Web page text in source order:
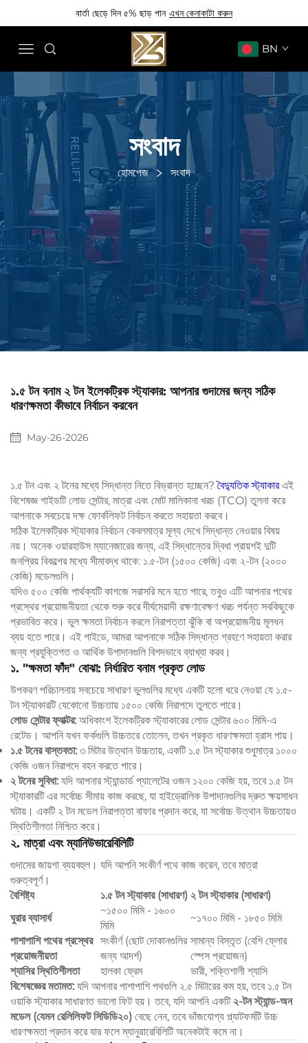
বার্তা ছেড়ে দিন ৫% ছাড় পান এখন কেনাকাটা করুন
BN
সংবাদ
হোমপেজ সংবাদ
১.৫ টন বনাম ২ টন ইলেকট্রিক স্ট্যাকার: আপনার গুদামের জন্য সঠিক
ধারণক্ষমতা কীভাবে নির্বাচন করবেন
May-26-2026
১.৫ টন এবং ২ টনের মধ্যে সিদ্ধান্ত নিতে বিভ্রান্ত হচ্ছেন?বৈদ্যুতিক স্ট্যাকারএই
বিশেষজ্ঞ গাইডটি লোড সেন্টার, মাত্রা এবং মোট মালিকানা খরচ (TCO) তুলনা করে
আপনাকে সবচেয়ে দক্ষ ফোর্কলিফট নির্বাচন করতে সহায়তা করবে।
সঠিক ইলেকট্রিক স্ট্যাকার নির্বাচন কেবলমাত্র মূল্য দেখে সিদ্ধান্ত নেওয়ার বিষয়
নয়। অনেক ওয়ারহাউস ম্যানেজারের জন্য, এই সিদ্ধান্তের দ্বিধা প্রায়শই দুটি
জনপ্রিয় বিকল্পের মধ্যে সীমাবদ্ধ থাকে: ১.৫-টন (১৫০০ কেজি) এবং ২-টন (২০০০
কেজি) মডেলগুলি।
যদিও ৫০০ কেজি পার্থক্যটি কাগজে সরাসরি মনে হতে পারে, তবুও এটি আপনার পথের
প্রস্থের প্রয়োজনীয়তা থেকে শুরু করে দীর্ঘমেয়াদী রক্ষণাবেক্ষণ খরচ পর্যন্ত সবকিছুকে
প্রভাবিত করে। ভুল ক্ষমতা নির্বাচন করলে নিরাপত্তা ঝুঁকি বা অপ্রয়োজনীয় মূলধন
ব্যয় হতে পারে। এই গাইডে, আমরা আপনাকে সঠিক সিদ্ধান্ত গ্রহণে সহায়তা করার
জন্য প্রযুক্তিগত ও আর্থিক উপাদানগুলি বিশদভাবে ব্যাখ্যা করব।
১. "ক্ষমতা ফাঁদ" বোঝা: নির্ধারিত বনাম প্রকৃত লোড
উপকরণ পরিচালনায় সবচেয়ে সাধারণ ভুলগুলির মধ্যে একটি হলো ধরে নেওয়া যে ১.৫-
টন স্ট্যাকারটি যেকোনো উচ্চতায় ১৫০০ কেজি নিরাপদে তুলতে পারে।
লোড সেন্টার ফ্যাক্টর: অধিকাংশ ইলেকট্রিক স্ট্যাকারের লোড সেন্টার ৬০০ মিমি-এ
রেটেড। আপনি যখন ফর্কগুলি উচ্চতরে তোলেন, তখন প্রকৃত ধারণক্ষমতা হ্রাস পায়।
১.৫ টনের বাস্তবতা: ৩ মিটার উত্থান উচ্চতায়, একটি ১.৫ টন স্ট্যাকার শুধুমাত্র ১০০০
কেজি ওজন নিরাপদে বহন করতে পারে।
২ টনের সুবিধা: যদি আপনার স্ট্যান্ডার্ড প্যালেটের ওজন ১২০০ কেজি হয়, তবে ১.৫ টন
স্ট্যাকারটি এর সর্বোচ্চ সীমায় কাজ করছে, যা হাইড্রোলিক উপাদানগুলির দ্রুত ক্ষয়সাধন
ঘটায়। একটি ২ টন মডেল নিরাপত্তা বাফার প্রদান করে, যা সর্বোচ্চ উত্থান উচ্চতায়ও
স্থিতিশীলতা নিশ্চিত করে।
২. মাত্রা এবং ম্যানিউভারেবিলিটি
গুদামের জায়গা ব্যয়বহুল। যদি আপনি সংকীর্ণ পথে কাজ করেন, তবে মাত্রা
গুরুত্বপূর্ণ।
বৈশিষ্ট্য
১.৫ টন স্ট্যাকার (সাধারণ) ২ টন স্ট্যাকার (সাধারণ)
ঘুরার ব্যাসার্ধ
~১৫০০ মিমি - ১৬০০
মিমি
~১৭০০ মিমি - ১৮৫০ মিমি
পাশাপাশি পথের প্রস্থের
প্রয়োজনীয়তা
সংকীর্ণ (ছোট দোকানগুলির
জন্য আদর্শ)
সামান্য বিস্তৃত (বেশি ফ্লোর
স্পেস প্রয়োজন)
শ্যাসির স্থিতিশীলতা
হালকা ফ্রেম
ভারী, শক্তিশালী শ্যাসি
বিশেষজ্ঞের মতামত: যদি আপনার পাশাপাশি পথগুলি ২.৫ মিটারের কম হয়, তবে ১.৫ টন
ওয়াকি স্ট্যাকার সাধারণত ভালো ফিট হয়। তবে, যদি আপনি একটি২-টন স্ট্যান্ড-অন
মডেল (যেমন রেলিলিফট সিডিডি২০) বেছে নেন, তবে ভাঁজযোগ্য প্ল্যাটফর্মটি উচ্চ
ধারণক্ষমতা প্রদান করে যার ফলে ম্যানুয়ারেবিলিটি অনেকটাই কমে না।